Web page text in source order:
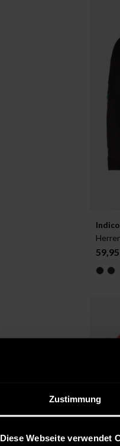
Zustimmung
Diese Webseite verwendet
S